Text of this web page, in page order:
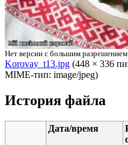
Нет версии с большим разрешением.
Korovay_t13.jpg (448 × 336
MIME-тип: image/jpeg)
История файла
Дата/время